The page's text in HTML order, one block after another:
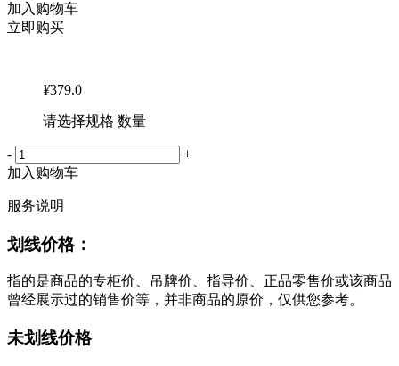
加入购物车
立即购买
¥379.0
请选择规格 数量
-
+
加入购物车
服务说明
划线价格：
指的是商品的专柜价、吊牌价、指导价、正品零售价或该商品
曾经展示过的销售价等，并非商品的原价，仅供您参考。
未划线价格